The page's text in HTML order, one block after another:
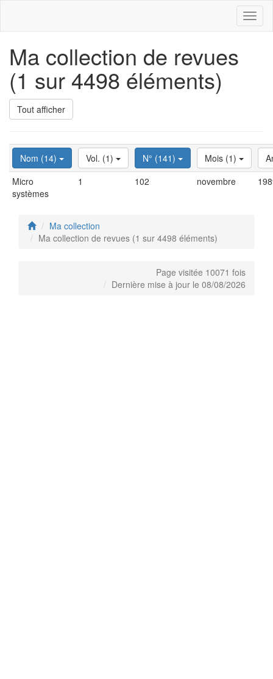
Ma collection de revues
(1 sur 4498 éléments)
Tout afficher
Nom (14) Vol. (1) N° (141) Mois (1)
Micro
systèmes
1 102 novembre
Ma collection
Ma collection de revues (1 sur 4498 éléments)
Page visitée 10071 fois
Dernière mise à jour le 08/08/2026